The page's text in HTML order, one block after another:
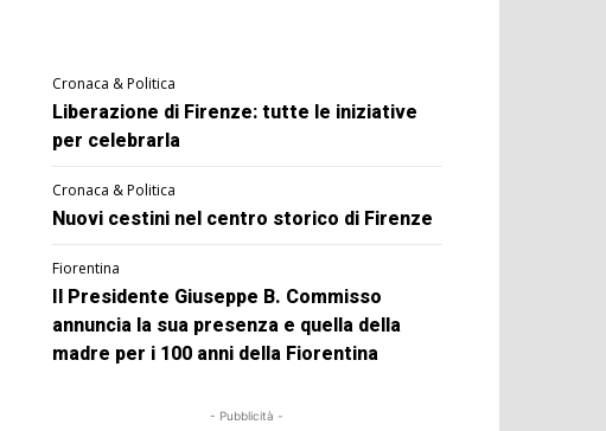
Cronaca & Politica
Liberazione di Firenze: tutte le iniziative
per celebrarla
Cronaca & Politica
Nuovi cestini nel centro storico di Firenze
Fiorentina
Il Presidente Giuseppe B. Commisso
annuncia la sua presenza e quella della
madre per i 100 anni della Fiorentina
- Pubblicità -